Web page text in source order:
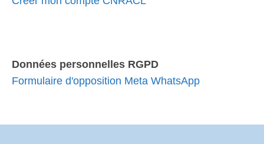
Données personnelles RGPD
Formulaire d'opposition Meta WhatsApp